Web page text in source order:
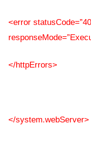
<error
</httpErrors>
</system.webServer>